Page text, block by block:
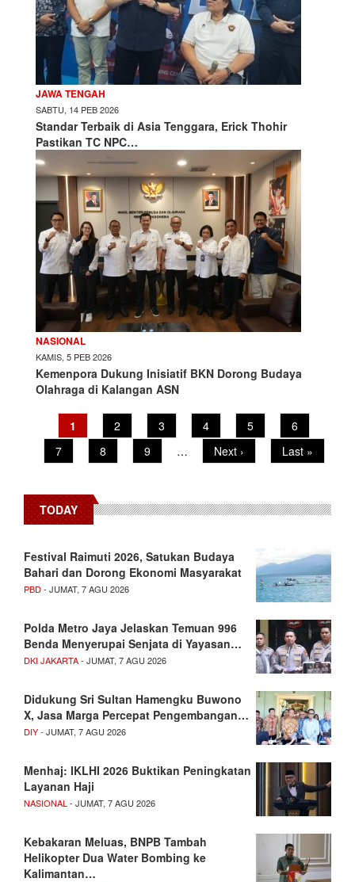
JAWA TENGAH
SABTU, 14 PEB 2026
Standar Terbaik di Asia Tenggara, Erick Thohir
Pastikan TC NPC…
NASIONAL
KAMIS, 5 PEB 2026
Kemenpora Dukung Inisiatif BKN Dorong Budaya
Olahraga di Kalangan ASN
PaginationCurrent
page
1 Page
2 Page
3 Page
4 Page
5 Page
6
Page
7 Page
8 Page
9 …
Next
page
Next ›
Last
page
Last »
TODAY
Festival Raimuti 2026, Satukan Budaya
Bahari dan Dorong Ekonomi Masyarakat
PBD- JUMAT, 7 AGU 2026
Polda Metro Jaya Jelaskan Temuan 996
Benda Menyerupai Senjata di Yayasan…
DKI JAKARTA- JUMAT, 7 AGU 2026
Didukung Sri Sultan Hamengku Buwono
X, Jasa Marga Percepat Pengembangan…
DIY- JUMAT, 7 AGU 2026
Menhaj: IKLHI 2026 Buktikan Peningkatan
Layanan Haji
NASIONAL - JUMAT, 7 AGU 2026
Kebakaran Meluas, BNPB Tambah
Helikopter Dua Water Bombing ke
Kalimantan…